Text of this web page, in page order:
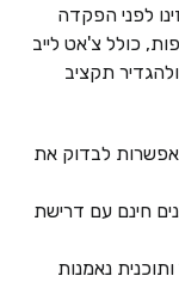
לפני הפקדה
זמין 24/7 במספר שפות, כולל צ'אט לייב
תקציב
אפשרות לבדוק את
פנים עד 200% + 100 ספינים חינם עם דרישת
בונוסי רילוד שבועיים, בונוס קריפטו 150% ותוכנית נאמנות